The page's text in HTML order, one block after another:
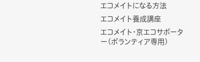
エコメイトになる方法
エコメイト養成講座
エコメイト・京エコサポータ
ー(ボランティア専用)